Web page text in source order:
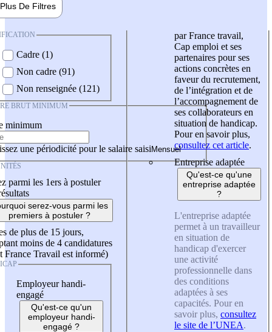
Plus De Filtres
Cadre (1)
Non cadre (91)
Non renseignée (121)
BRUT MINIMUM
minimum
une périodicité pour le salaire saisi
parmi les 1ers à postuler
serez-vous parmi les
premiers à postuler ?
de plus de 15 jours,
moins de 4 candidatures
France Travail est informé)
Employeur handi-
engagé
Qu'est-ce qu'un
employeur handi-
engagé ?
par France travail,
Cap emploi et ses
partenaires pour ses
actions concrètes en
faveur du recrutement,
de l’intégration et de
l’accompagnement de
ses collaborateurs en
situation de handicap.
Pour en savoir plus,
consultez cet article.
Entreprise adaptée
Qu'est-ce qu'une
entreprise adaptée
?
L'entreprise adaptée
permet à un travailleur
en situation de
handicap d'exercer
une activité
professionnelle dans
des conditions
adaptées à ses
capacités. Pour en
savoir plus, consultez
le site de l’UNEA.